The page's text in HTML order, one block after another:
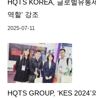
HQTS KOREA, 글로벌유통
역할’ 강조
2025-07-11
HQTS GROUP, ‘KES 2024’